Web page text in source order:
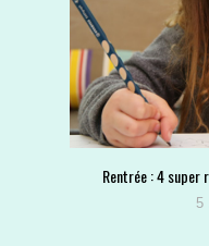
Rentrée : 4 super
5